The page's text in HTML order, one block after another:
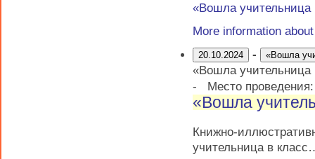
«Вошла
More information
20.10.2024 - «Вошла
«Вошла
-
Место
«Вошла
Книжно-
учительница в